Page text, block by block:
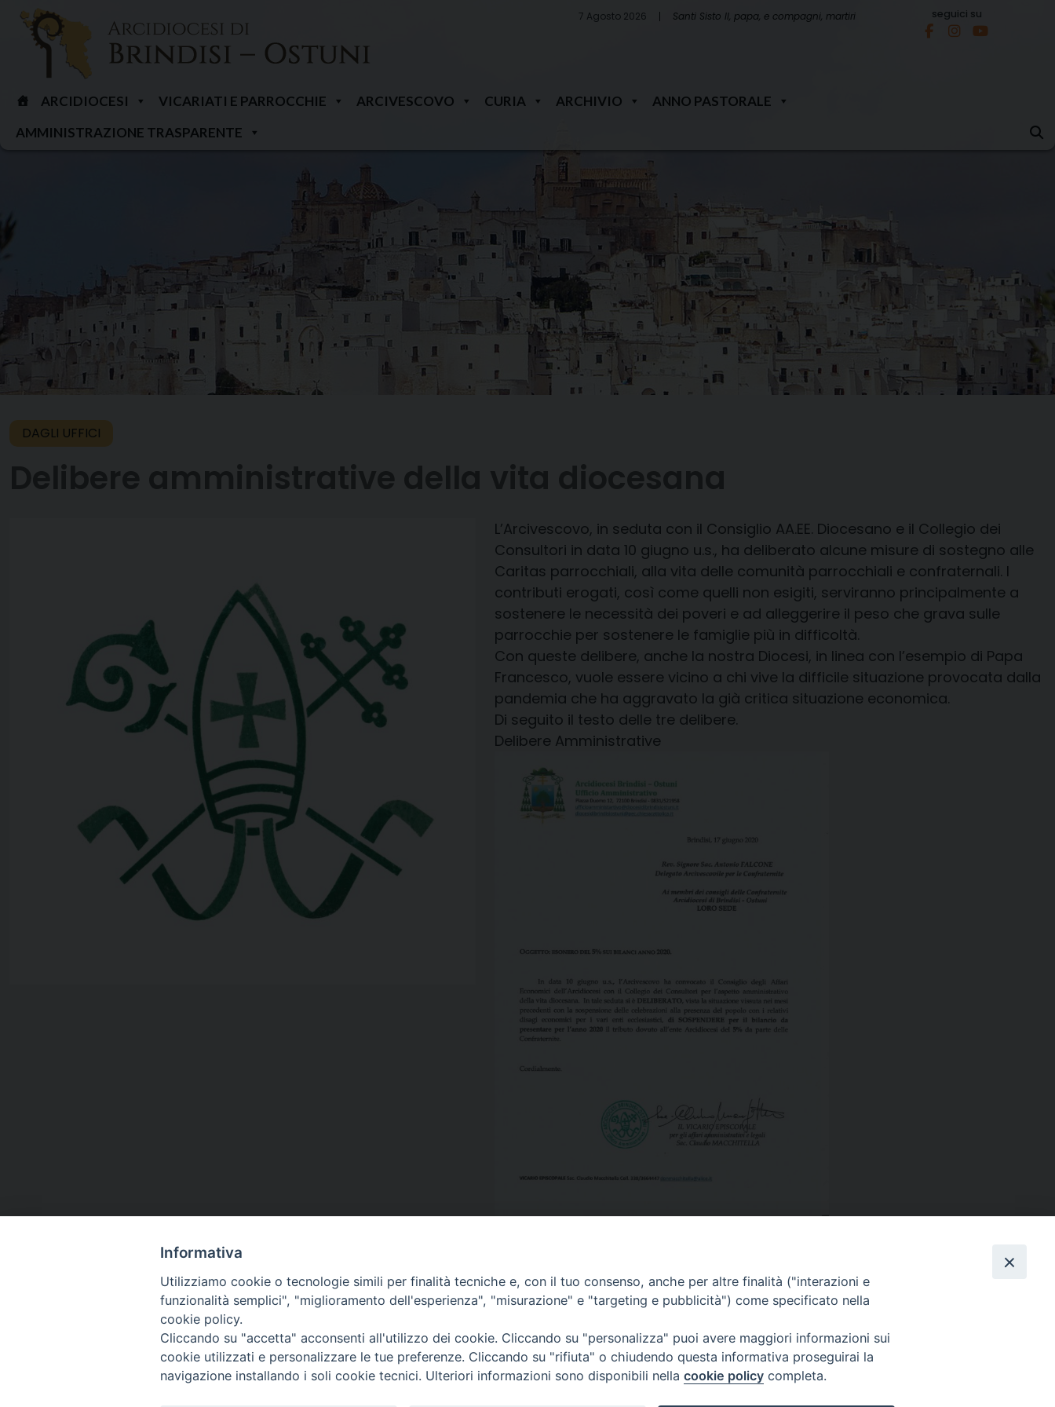
Skip
content
7 Agosto 2026 Santi Sisto II, papa, e compagni, martiri seguici su
ARCIDIOCESI VICARIATI E PARROCCHIE ARCIVESCOVO CURIA ARCHIVIO
ANNO PASTORALE
AMMINISTRAZIONE TRASPARENTE
DAGLI UFFICI
L’Arcivescovo, in seduta con il Consiglio AA.EE. Diocesano e il Collegio dei
Consultori in data 10 giugno u.s., ha deliberato alcune misure di sostegno alle
Caritas parrocchiali, alla vita delle comunità parrocchiali e confraternali. I
contributi erogati, così come quelli non esigiti, serviranno principalmente a
sostenere le necessità dei poveri e ad alleggerire il peso che grava sulle
parrocchie per sostenere le famiglie più in difficoltà.
Con queste delibere, anche la nostra Diocesi, in linea con l’esempio di Papa
Francesco, vuole essere vicino a chi vive la difficile situazione provocata dalla
pandemia che ha aggravato la già critica situazione economica.
Di seguito il testo delle tre delibere.
Delibere Amministrative
Telegram
Informativa
Utilizziamo cookie o tecnologie simili per finalità tecniche e, con il tuo consenso, anche per altre finalità ("interazioni e
funzionalità semplici", "miglioramento dell'esperienza", "misurazione" e "targeting e pubblicità") come specificato nella
cookie policy.
Cliccando su "accetta" acconsenti all'utilizzo dei cookie. Cliccando su "personalizza" puoi avere maggiori informazioni sui
cookie utilizzati e personalizzare le tue preferenze. Cliccando su "rifiuta" o chiudendo questa informativa proseguirai la
navigazione installando i soli cookie tecnici. Ulteriori informazioni sono disponibili nella cookie policy completa.